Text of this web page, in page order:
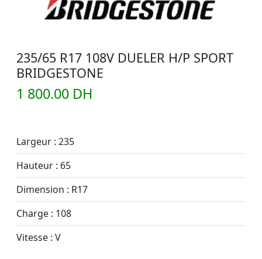
235/65 R17 108V DUELER H/P SPORT
BRIDGESTONE
1 800.00 DH
Largeur : 235
Hauteur : 65
Dimension : R17
Charge : 108
Vitesse : V